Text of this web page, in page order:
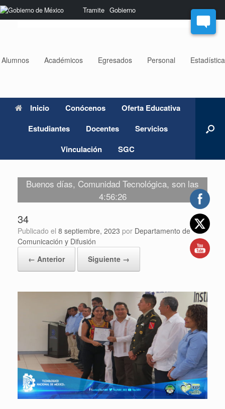
Nota:
este
sistema
Tramite Gobierno
Saltar
al
Alumnos Académicos Egresados Personal
Inicio Conócenos
Oferta Educativa
Estudiantes
Docentes
Servicios
Vinculación
SGC
Buenos días, Comunidad Tecnológica, son las
4:56:26
34
Publicado el 8 septiembre, 2023 por Departamento de
Comunicación y Difusión
← Anterior
Siguiente →